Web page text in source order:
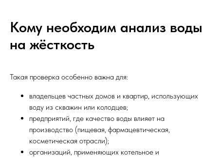
Кому необходим анализ воды
на жёсткость
Такая проверка особенно важна для:
владельцев частных домов и квартир, использующих
воду из скважин или колодцев;
предприятий, где качество воды влияет на
производство (пищевая, фармацевтическая,
косметическая отрасли);
организаций, применяющих котельное и